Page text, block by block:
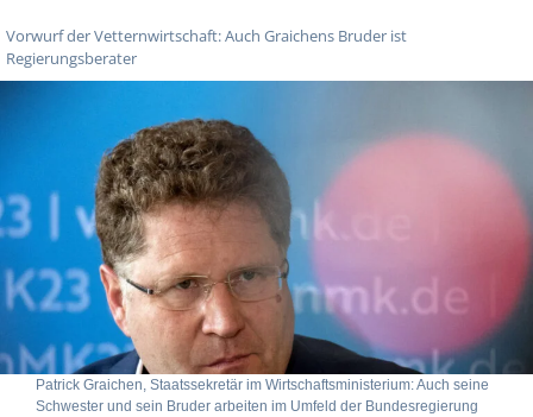
Vorwurf der Vetternwirtschaft: Auch Graichens Bruder ist
Regierungsberater
Patrick Graichen, Staatssekretär im Wirtschaftsministerium: Auch seine
Schwester und sein Bruder arbeiten im Umfeld der Bundesregierung